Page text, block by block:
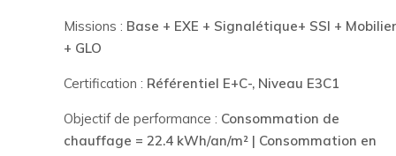
Missions : Base + EXE + Signalétique+ SSI + Mobilier
+ GLO
Certification : Référentiel E+C-, Niveau E3C1
Objectif de performance : Consommation de
chauffage = 22.4 kWh/an/m² | Consommation en